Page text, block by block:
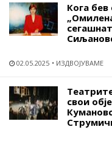
Кога
02.05.2025 ИЗДВОЈУВАМЕ
свои